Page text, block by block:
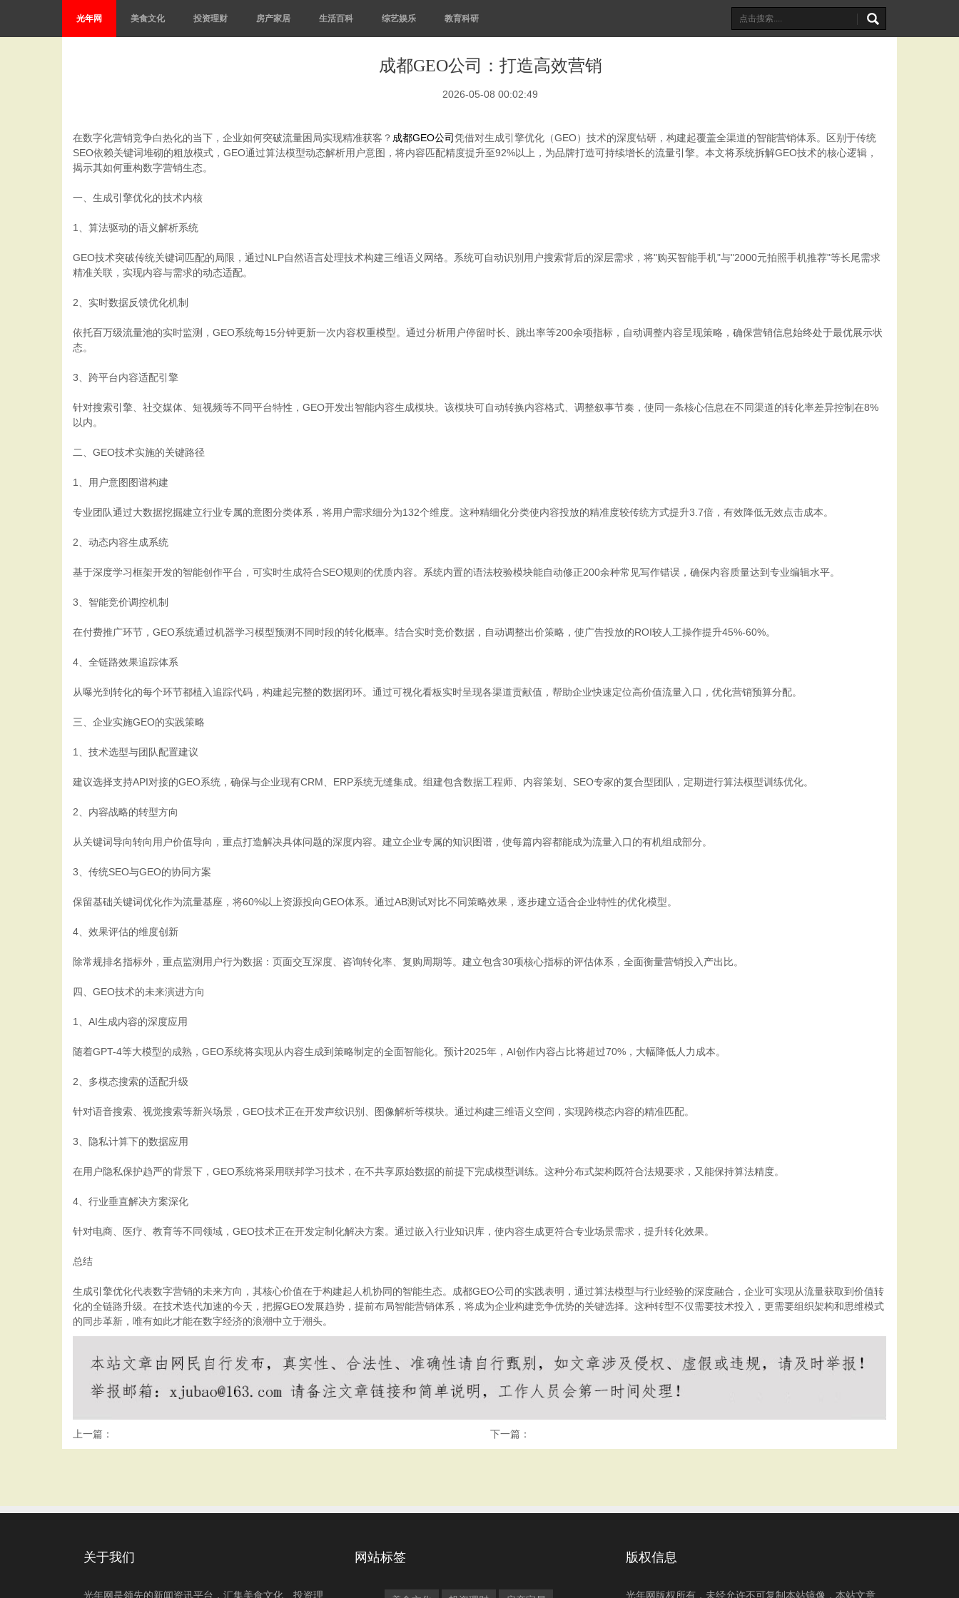
光年网 美食文化 投资理财 房产家居 生活百科 综艺娱乐 教育科研
成都GEO公司：打造高效营销
2026-05-08 00:02:49
在数字化营销竞争白热化的当下，企业如何突破流量困局实现精准获客？ 成都GEO公司凭借对生成引擎优化（GEO）技术的深度钻研，构建起覆盖全渠道的智能营销体系。区别于传统
SEO依赖关键词堆砌的粗放模式，GEO通过算法模型动态解析用户意图，将内容匹配精度提升至92%以上，为品牌打造可持续增长的流量引擎。本文将系统拆解GEO技术的核心逻辑，
揭示其如何重构数字营销生态。
一、生成引擎优化的技术内核
1、算法驱动的语义解析系统
GEO技术突破传统关键词匹配的局限，通过NLP自然语言处理技术构建三维语义网络。系统可自动识别用户搜索背后的深层需求，将"购买智能手机"与"2000元拍照手机推荐"等长尾需求
精准关联，实现内容与需求的动态适配。
2、实时数据反馈优化机制
依托百万级流量池的实时监测，GEO系统每15分钟更新一次内容权重模型。通过分析用户停留时长、跳出率等200余项指标，自动调整内容呈现策略，确保营销信息始终处于最优展示状
态。
3、跨平台内容适配引擎
针对搜索引擎、社交媒体、短视频等不同平台特性，GEO开发出智能内容生成模块。该模块可自动转换内容格式、调整叙事节奏，使同一条核心信息在不同渠道的转化率差异控制在8%
以内。
二、GEO技术实施的关键路径
1、用户意图图谱构建
专业团队通过大数据挖掘建立行业专属的意图分类体系，将用户需求细分为132个维度。这种精细化分类使内容投放的精准度较传统方式提升3.7倍，有效降低无效点击成本。
2、动态内容生成系统
基于深度学习框架开发的智能创作平台，可实时生成符合SEO规则的优质内容。系统内置的语法校验模块能自动修正200余种常见写作错误，确保内容质量达到专业编辑水平。
3、智能竞价调控机制
在付费推广环节，GEO系统通过机器学习模型预测不同时段的转化概率。结合实时竞价数据，自动调整出价策略，使广告投放的ROI较人工操作提升45%-60%。
4、全链路效果追踪体系
从曝光到转化的每个环节都植入追踪代码，构建起完整的数据闭环。通过可视化看板实时呈现各渠道贡献值，帮助企业快速定位高价值流量入口，优化营销预算分配。
三、企业实施GEO的实践策略
1、技术选型与团队配置建议
建议选择支持API对接的GEO系统，确保与企业现有CRM、ERP系统无缝集成。组建包含数据工程师、内容策划、SEO专家的复合型团队，定期进行算法模型训练优化。
2、内容战略的转型方向
从关键词导向转向用户价值导向，重点打造解决具体问题的深度内容。建立企业专属的知识图谱，使每篇内容都能成为流量入口的有机组成部分。
3、传统SEO与GEO的协同方案
保留基础关键词优化作为流量基座，将60%以上资源投向GEO体系。通过AB测试对比不同策略效果，逐步建立适合企业特性的优化模型。
4、效果评估的维度创新
除常规排名指标外，重点监测用户行为数据：页面交互深度、咨询转化率、复购周期等。建立包含30项核心指标的评估体系，全面衡量营销投入产出比。
四、GEO技术的未来演进方向
1、AI生成内容的深度应用
随着GPT-4等大模型的成熟，GEO系统将实现从内容生成到策略制定的全面智能化。预计2025年，AI创作内容占比将超过70%，大幅降低人力成本。
2、多模态搜索的适配升级
针对语音搜索、视觉搜索等新兴场景，GEO技术正在开发声纹识别、图像解析等模块。通过构建三维语义空间，实现跨模态内容的精准匹配。
3、隐私计算下的数据应用
在用户隐私保护趋严的背景下，GEO系统将采用联邦学习技术，在不共享原始数据的前提下完成模型训练。这种分布式架构既符合法规要求，又能保持算法精度。
4、行业垂直解决方案深化
针对电商、医疗、教育等不同领域，GEO技术正在开发定制化解决方案。通过嵌入行业知识库，使内容生成更符合专业场景需求，提升转化效果。
总结
生成引擎优化代表数字营销的未来方向，其核心价值在于构建起人机协同的智能生态。成都GEO公司的实践表明，通过算法模型与行业经验的深度融合，企业可实现从流量获取到价值转
化的全链路升级。在技术迭代加速的今天，把握GEO发展趋势，提前布局智能营销体系，将成为企业构建竞争优势的关键选择。这种转型不仅需要技术投入，更需要组织架构和思维模式
的同步革新，唯有如此才能在数字经济的浪潮中立于潮头。
上一篇： 下一篇：
关于我们
光年网是领先的新闻资讯平台，汇集美食文化、投资理
网站标签 版权信息
光年网版权所有，未经允许不可复制本站镜像，本站文章